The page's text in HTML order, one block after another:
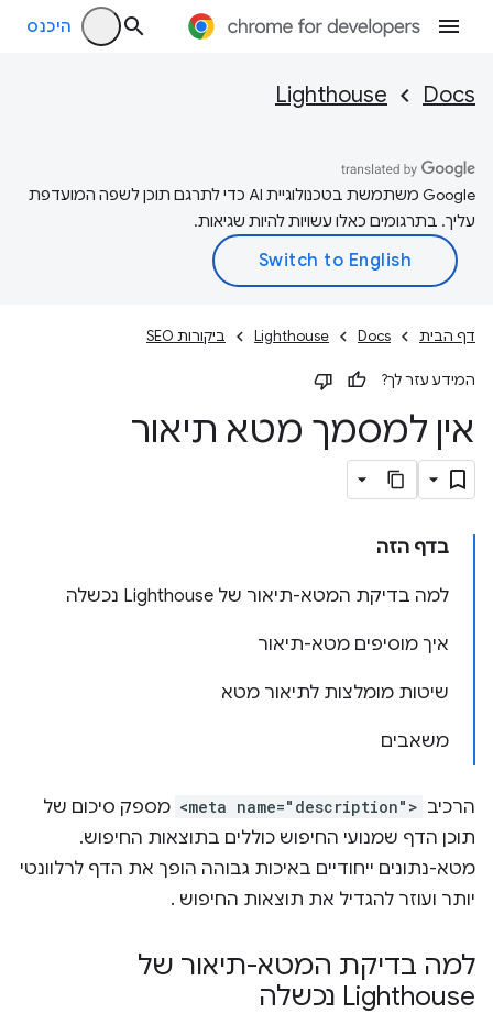
היכנס
Docs
Lighthouse
‫Google משתמשת בטכנולוגיית AI כדי לתרגם תוכן לשפה המועדפת
עליך. בתרגומים כאלו עשויות להיות שגיאות.
דף הבית Docs
Lighthouse ביקורות SEO
המידע עזר לך?
אין למסמך מטא תיאור
בדף הזה
למה בדיקת המטא-תיאור של Lighthouse נכשלה
איך מוסיפים מטא-תיאור
שיטות מומלצות לתיאור מטא
משאבים
הרכיב <meta name="description"> מספק סיכום של
תוכן הדף שמנועי החיפוש כוללים בתוצאות החיפוש.
מטא-נתונים ייחודיים באיכות גבוהה הופך את הדף לרלוונטי
יותר ועוזר להגדיל את תוצאות החיפוש .
למה בדיקת המטא-תיאור של
Lighthouse נכשלה